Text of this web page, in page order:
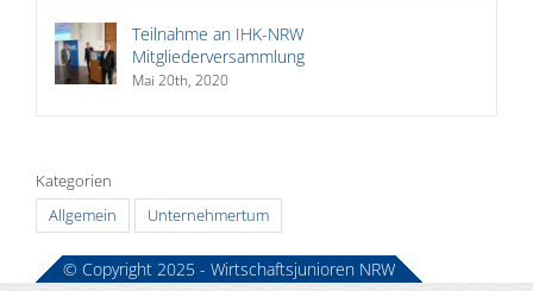
Teilnahme an IHK-NRW
Mitgliederversammlung
Mai 20th, 2020
Kategorien
Allgemein Unternehmertum
© Copyright 2025 - Wirtschaftsjunioren NRW